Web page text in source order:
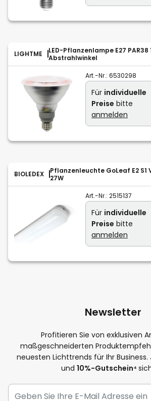
LIGHTME
LED-Pflanzenlampe E27 PAR38
Abstrahlwinkel
Art.-Nr.: 6530298
Für individuelle
Preise bitte
anmelden
BIOLEDEX
Pflanzenleuchte GoLeaf E2
27W
Art.-Nr.: 2515137
Für individuelle
Preise bitte
anmelden
Newsletter
Profitieren Sie von exklusiven
maßgeschneiderten
neuesten Lichttrends für Ihr
und 10%-Gutschein⁴